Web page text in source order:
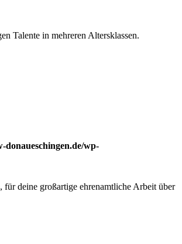
Talente in mehreren Altersklassen.
donaueschingen.de/wp-
deine großartige ehrenamtliche Arbeit über